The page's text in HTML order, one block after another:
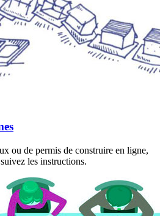
ou de permis de construire en ligne,
les instructions.